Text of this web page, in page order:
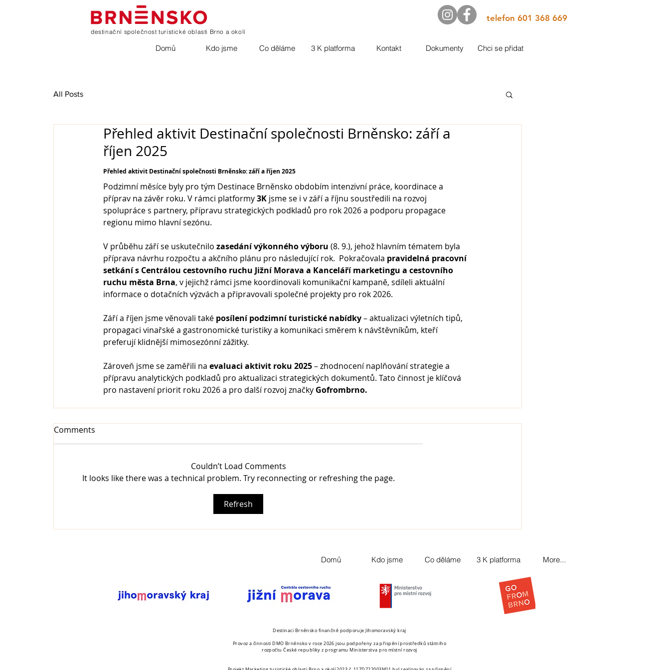
telefon 601 368 669
destinační společnost turistické oblasti Brno a okolí
Domů Kdo jsme Co děláme 3 K platforma Kontakt Dokumenty Chci se přidat
All Posts
Přehled aktivit Destinační společnosti Brněnsko: září a
říjen 2025
Přehled aktivit Destinační společnosti Brněnsko: září a říjen 2025
Podzimní měsíce byly pro tým Destinace Brněnsko obdobím intenzivní práce, koordinace a
příprav na závěr roku. V rámci platformy 3K jsme se i v září a říjnu soustředili na rozvoj
spolupráce s partnery, přípravu strategických podkladů pro rok 2026 a podporu propagace
regionu mimo hlavní sezónu.
V průběhu září se uskutečnilo zasedání výkonného výboru (8. 9.), jehož hlavním tématem byla
příprava návrhu rozpočtu a akčního plánu pro následující rok.  Pokračovala pravidelná pracovní
setkání s Centrálou cestovního ruchu Jižní Morava a Kanceláří marketingu a cestovního
ruchu města Brna, v jejichž rámci jsme koordinovali komunikační kampaně, sdíleli aktuální
informace o dotačních výzvách a připravovali společné projekty pro rok 2026.
Září a říjen jsme věnovali také posílení podzimní turistické nabídky – aktualizaci výletních tipů,
propagaci vinařské a gastronomické turistiky a komunikaci směrem k návštěvníkům, kteří
preferují klidnější mimosezónní zážitky.
Zároveň jsme se zaměřili na evaluaci aktivit roku 2025 – zhodnocení naplňování strategie a
přípravu analytických podkladů pro aktualizaci strategických dokumentů. Tato činnost je klíčová
pro nastavení priorit roku 2026 a pro další rozvoj značky Gofrombrno.
Comments
Couldn’t Load Comments
It looks like there was a technical problem. Try reconnecting or refreshing the page.
Refresh
Domů Kdo jsme Co děláme 3 K platforma More...
Destinaci Brněnsko finančně podporuje Jihomoravský kraj
Provoz a činnosti DMO Brněnsko v roce 2026 jsou podpořeny za přispění prostředků státního
rozpočtu České republiky z programu Ministerstva pro místní rozvoj